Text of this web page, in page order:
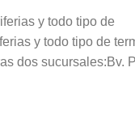
y todo tipo de
y todo tipo de
dos sucursales:Bv.